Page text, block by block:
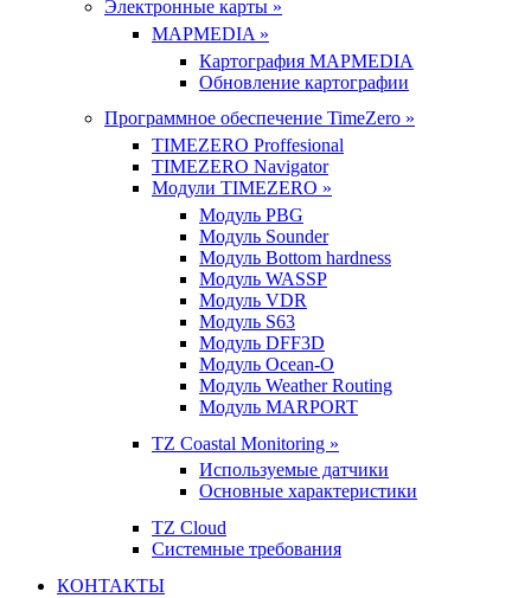
Электронные карты »
MAPMEDIA »
Картография MAPMEDIA
Обновление картографии
Программное обеспечение TimeZero »
TIMEZERO Proffesional
TIMEZERO Navigator
Модули TIMEZERO »
Модуль PBG
Модуль Sounder
Модуль Bottom hardness
Модуль WASSP
Модуль VDR
Модуль S63
Модуль DFF3D
Модуль Ocean-O
Модуль Weather Routing
Модуль MARPORT
TZ Coastal Monitoring »
Используемые датчики
Основные характеристики
TZ Cloud
Системные требования
КОНТАКТЫ